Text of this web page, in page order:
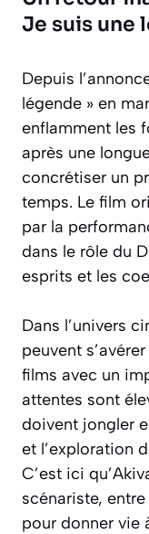
Je suis une
Depuis
légende » en
enflamment les
après une
concrétiser un
temps. Le film
par la
dans le rôle du
esprits et les
Dans l’univers
peuvent
films avec un
attentes sont
doivent jongler
et l’exploration
C’est ici
scénariste,
pour donner vie